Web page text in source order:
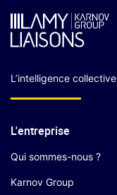
L’intelligence collective
L'entreprise
Qui sommes-nous ?
Karnov Group